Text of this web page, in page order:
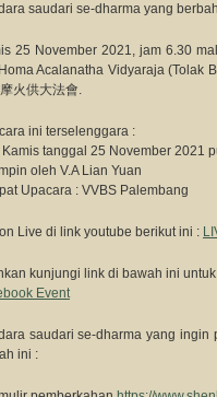
saudari se-dharma yang
25 November 2021, jam 6.30
Acalanatha Vidyaraja (Tolak
火供大法會.
ini terselenggara :
Kamis tanggal 25 November 2021
oleh V.A Lian Yuan
Upacara : VVBS Palembang
Live di link youtube berikut ini :
kunjungi link di bawah ini
Event
saudari se-dharma yang
ini :